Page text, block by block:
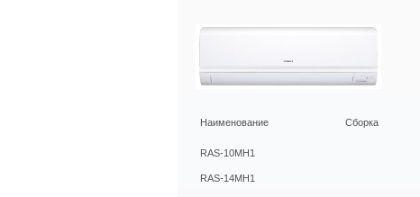
Наименование Сборка
RAS-10MH1
RAS-14MH1